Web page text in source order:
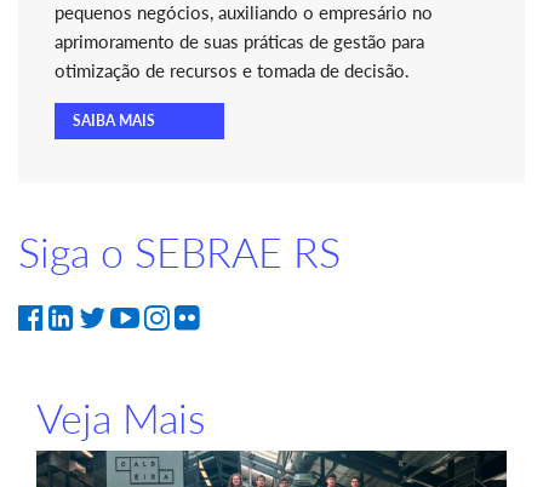
pequenos negócios, auxiliando o empresário no
aprimoramento de suas práticas de gestão para
otimização de recursos e tomada de decisão.
SAIBA MAIS
Siga o SEBRAE RS
Veja Mais